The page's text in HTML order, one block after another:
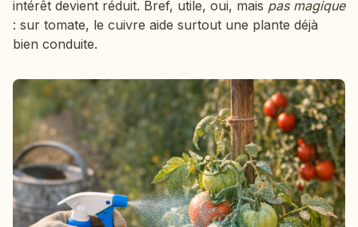
intérêt devient réduit. Bref, utile, oui, mais pas magique
: sur tomate, le cuivre aide surtout une plante déjà
bien conduite.